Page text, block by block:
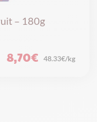
– 180g
8,70€ 48.33€/kg